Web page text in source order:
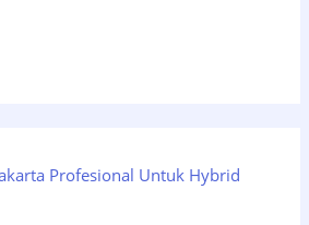
Profesional Untuk Hybrid